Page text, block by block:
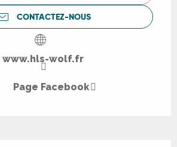
CONTACTEZ-NOUS
www.hls-wolf.fr
Page Facebook